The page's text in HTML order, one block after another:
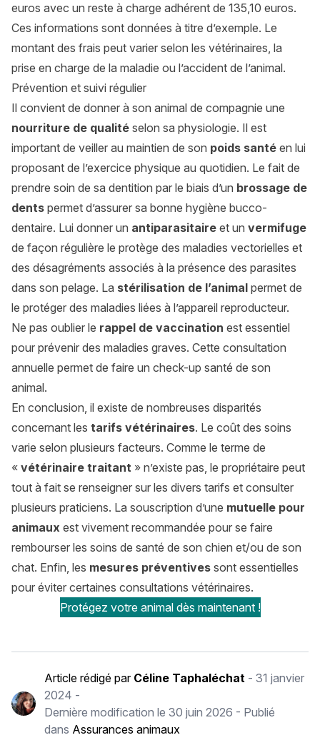
euros avec un reste à charge adhérent de 135,10 euros.
Ces informations sont données à titre d’exemple. Le
montant des frais peut varier selon les vétérinaires, la
prise en charge de la maladie ou l’accident de l’animal.
Prévention et suivi régulier
Il convient de donner à son animal de compagnie une
nourriture de qualité selon sa physiologie. Il est
important de veiller au maintien de son poids santé en lui
proposant de l’exercice physique au quotidien. Le fait de
prendre soin de sa dentition par le biais d’un brossage de
dents permet d’assurer sa bonne hygiène bucco-
dentaire. Lui donner un antiparasitaire et un vermifuge
de façon régulière le protège des maladies vectorielles et
des désagréments associés à la présence des parasites
dans son pelage. La stérilisation de l’animal permet de
le protéger des maladies liées à l’appareil reproducteur.
Ne pas oublier le rappel de vaccination est essentiel
pour prévenir des maladies graves. Cette consultation
annuelle permet de faire un check-up santé de son
animal.
En conclusion, il existe de nombreuses disparités
concernant les tarifs vétérinaires. Le coût des soins
varie selon plusieurs facteurs. Comme le terme de
« vétérinaire traitant » n’existe pas, le propriétaire peut
tout à fait se renseigner sur les divers tarifs et consulter
plusieurs praticiens. La souscription d’une mutuelle pour
animaux est vivement recommandée pour se faire
rembourser les soins de santé de son chien et/ou de son
chat. Enfin, les mesures préventives sont essentielles
pour éviter certaines consultations vétérinaires.
Protégez votre animal dès maintenant !
Article rédigé par Céline Taphaléchat -31 janvier
2024 -
Dernière modification le30 juin 2026 - Publié
dans Assurances animaux